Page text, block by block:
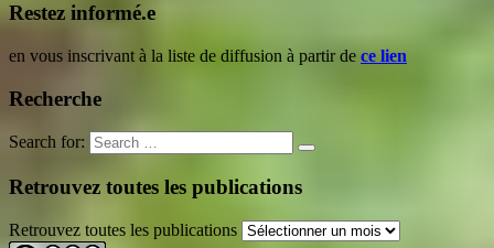
Restez informé.e
en vous inscrivant à la liste de diffusion à partir de ce lien
Recherche
Search for:
Retrouvez toutes les publications
Retrouvez toutes les publications